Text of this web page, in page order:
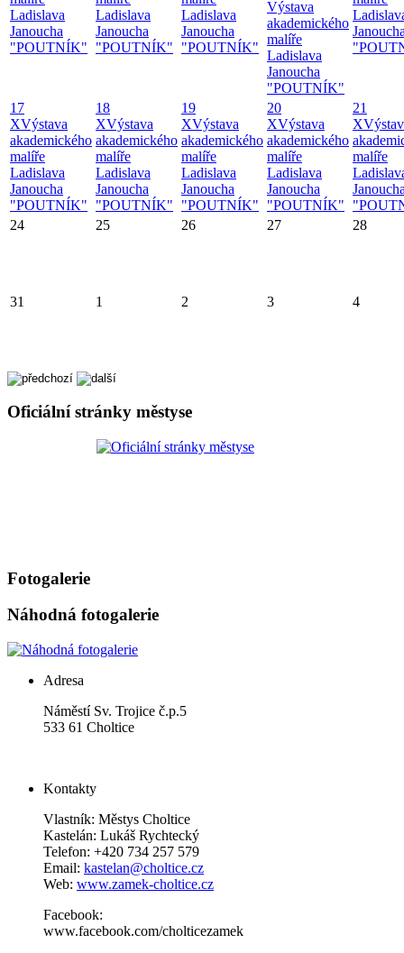
Ladislava
Janoucha
"POUTNÍK"
Ladislava
Janoucha
"POUTNÍK"
Ladislava
Janoucha
"POUTNÍK"
Výstava
akademického
malíře
Ladislava
Janoucha
"POUTNÍK"
17
XVýstava
akademického
malíře
Ladislava
Janoucha
"POUTNÍK"
18
XVýstava
akademického
malíře
Ladislava
Janoucha
"POUTNÍK"
19
XVýstava
akademického
malíře
Ladislava
Janoucha
"POUTNÍK"
20
XVýstava
akademického
malíře
Ladislava
Janoucha
"POUTNÍK"
21
X
malíře
24
25 26 27 28
31 1 2 3 4
Oficiální stránky městyse
Fotogalerie
Náhodná fotogalerie
Adresa
Náměstí Sv. Trojice č.p.5
533 61 Choltice
Kontakty
Vlastník: Městys Choltice
Kastelán: Lukáš Rychtecký
Telefon: +420 734 257 579
Email: kastelan@choltice.cz
Web: www.zamek-choltice.cz
Facebook:
www.facebook.com/cholticezamek